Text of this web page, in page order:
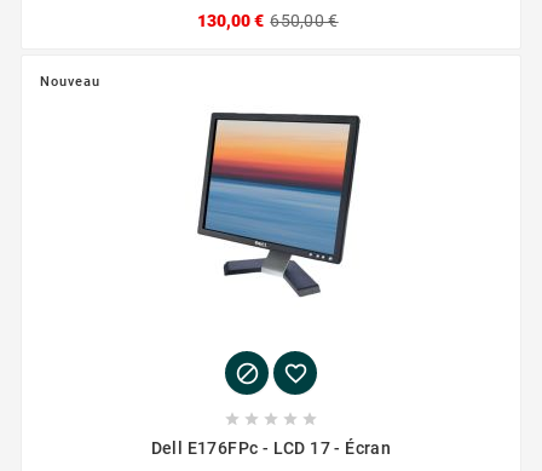
130,00 € 650,00 €
Nouveau
 
    
Dell E176FPc - LCD 17 - Écran